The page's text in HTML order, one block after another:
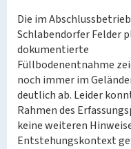
Die im
Schlabendorfer Felder
dokumentierte
Füllbodenentnahme
noch immer im
deutlich ab. Leider
Rahmen des
keine weiteren
Entstehungskontext